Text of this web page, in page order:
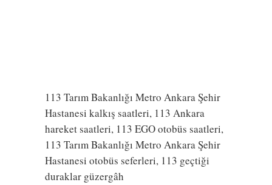
113 Tarım Bakanlığı Metro Ankara Şehir
Hastanesi kalkış saatleri, 113 Ankara
hareket saatleri, 113 EGO otobüs saatleri,
113 Tarım Bakanlığı Metro Ankara Şehir
Hastanesi otobüs seferleri, 113 geçtiği
duraklar güzergâh